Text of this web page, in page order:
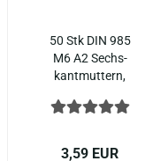
50 Stk DIN 985
M6 A2 Sechs­
kant­mut­tern,
nied­ri­ge Form
Edel­stahl
3,59 EUR